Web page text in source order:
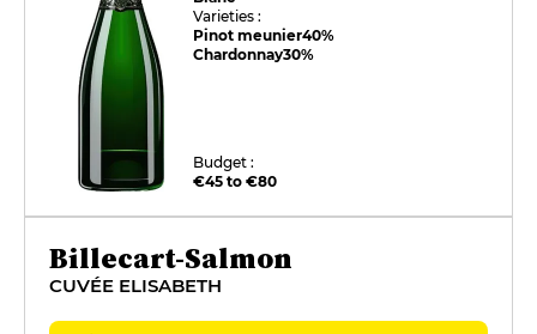
Varieties :
Pinot meunier40%
Chardonnay30%
Budget :
€45 to €80
Billecart-Salmon
CUVÉE ELISABETH